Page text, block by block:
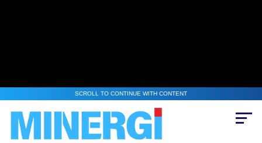
SCROLL TO CONTINUE WITH CONTENT